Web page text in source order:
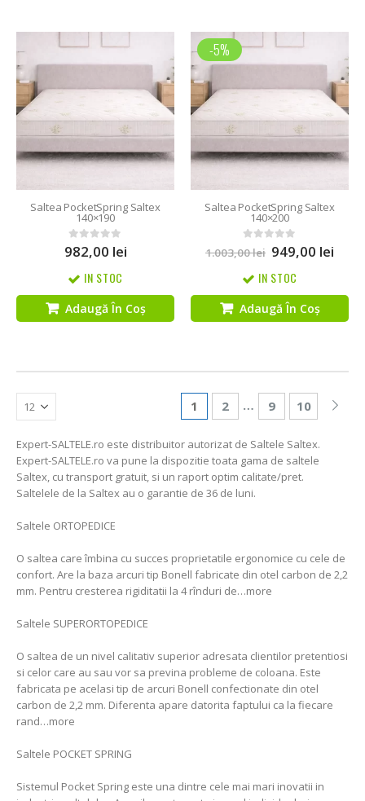
Saltea PocketSpring Saltex
140×190
0out of 5
982,00 lei
IN STOC
Adaugă În Coș
-5%
Saltea PocketSpring Saltex
140×200
out of 5
1.003,00lei 949,00 lei
IN STOC
Adaugă În Coș
1 2 … 9 10
Expert-SALTELE.ro este distribuitor autorizat de Saltele Saltex.
Expert-SALTELE.ro va pune la dispozitie toata gama de saltele
Saltex, cu transport gratuit, si un raport optim calitate/pret.
Saltelele de la Saltex au o garantie de 36 de luni.
Saltele ORTOPEDICE
O saltea care îmbina cu succes proprietatile ergonomice cu cele de
confort. Are la baza arcuri tip Bonell fabricate din otel carbon de 2,2
mm. Pentru cresterea rigiditatii la 4 rînduri de…more
Saltele SUPERORTOPEDICE
O saltea de un nivel calitativ superior adresata clientilor pretentiosi
si celor care au sau vor sa previna probleme de coloana. Este
fabricata pe acelasi tip de arcuri Bonell confectionate din otel
carbon de 2,2 mm. Diferenta apare datorita faptului ca la fiecare
rand…more
Saltele POCKET SPRING
Sistemul Pocket Spring este una dintre cele mai mari inovatii in